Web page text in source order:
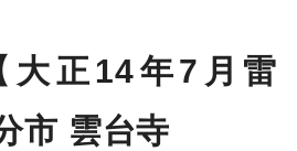
大正14年7月雷
市 雲台寺